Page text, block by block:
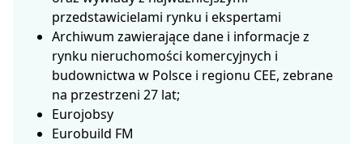
przedstawicielami rynku i ekspertami
Archiwum zawierające dane i informacje z
rynku nieruchomości komercyjnych i
budownictwa w Polsce i regionu CEE, zebrane
na przestrzeni 27 lat;
Eurojobsy
Eurobuild FM